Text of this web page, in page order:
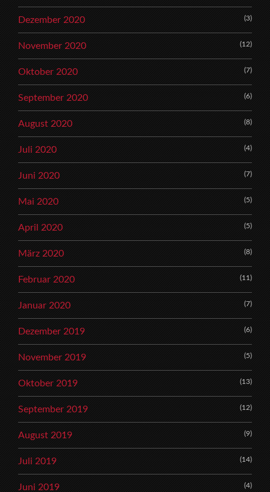
Dezember 2020 (3)
November 2020 (12)
Oktober 2020 (7)
September 2020 (6)
August 2020 (8)
Juli 2020 (4)
Juni 2020 (7)
Mai 2020 (5)
April 2020 (5)
März 2020 (8)
Februar 2020 (11)
Januar 2020 (7)
Dezember 2019 (6)
November 2019 (5)
Oktober 2019 (13)
September 2019 (12)
August 2019 (9)
Juli 2019 (14)
Juni 2019 (4)